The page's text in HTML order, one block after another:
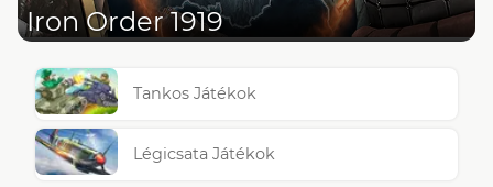
Iron Order 1919
Tankos Játékok
Légicsata Játékok